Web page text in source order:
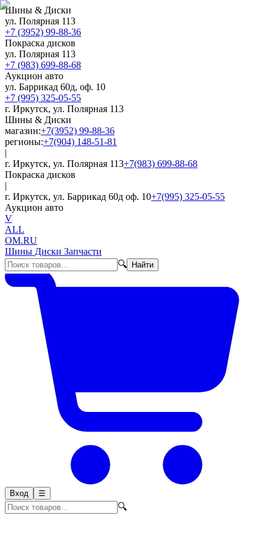
Шины & Диски
ул. Полярная 113
+7 (3952) 99-88-36
Покраска дисков
ул. Полярная 113
+7 (983) 699-88-68
Аукцион авто
ул. Баррикад 60д, оф. 10
+7 (995) 325-05-55
г. Иркутск, ул. Полярная 113
Шины & Диски
магазин:+7(3952) 99-88-36
регионы:+7(904) 148-51-81
|
г. Иркутск, ул. Полярная 113+7(983) 699-88-68
Покраска дисков
|
г. Иркутск, ул. Баррикад 60д оф. 10+7(995) 325-05-55
Аукцион авто
V
ALL
OM.RU
Шины Диски Запчасти
🔍
Найти
Вход ☰
🔍